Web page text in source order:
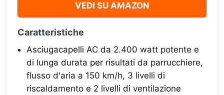
VEDI SU AMAZON
Caratteristiche
Asciugacapelli AC da 2.400 watt potente e
di lunga durata per risultati da parrucchiere,
flusso d'aria a 150 km/h, 3 livelli di
riscaldamento e 2 livelli di ventilazione